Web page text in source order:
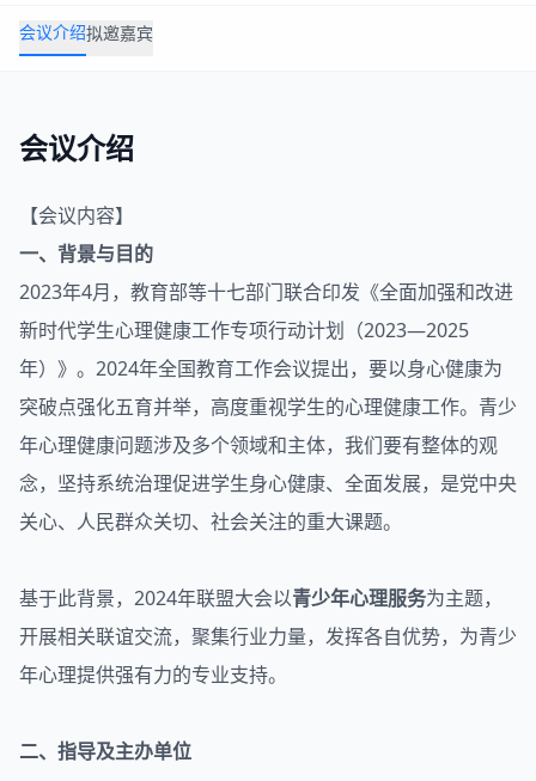
会议介绍拟邀嘉宾
会议介绍
【会议内容】
一、背景与目的
2023年4月，教育部等十七部门联合印发《全面加强和改进
新时代学生心理健康工作专项行动计划（2023—2025
年）》。2024年全国教育工作会议提出，要以身心健康为
突破点强化五育并举，高度重视学生的心理健康工作。青少
年心理健康问题涉及多个领域和主体，我们要有整体的观
念，坚持系统治理促进学生身心健康、全面发展，是党中央
关心、人民群众关切、社会关注的重大课题。
基于此背景，2024年联盟大会以青少年心理服务为主题，
开展相关联谊交流，聚集行业力量，发挥各自优势，为青少
年心理提供强有力的专业支持。
二、指导及主办单位